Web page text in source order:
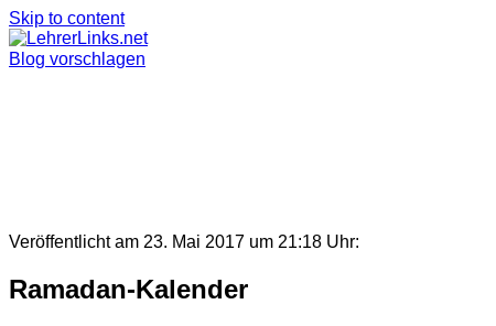
Skip to content
Blog vorschlagen
Veröffentlicht am 23. Mai 2017 um 21:18 Uhr:
Ramadan-Kalender